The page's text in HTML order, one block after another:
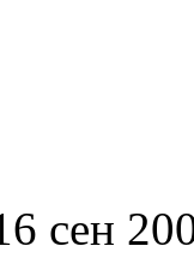
сен